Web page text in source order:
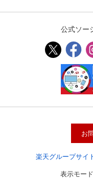
公式ソー
お
楽天グループサイ
表示モード